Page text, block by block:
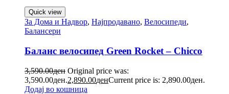
Quick view
За Дома и Надвор, Најпродавано, Велосипеди,
Балансери
Баланс велосипед Green Rocket – Chicco
3,590.00ден Original price was:
3,590.00ден.2,890.00денCurrent price is: 2,890.00ден.
Додај во кошница